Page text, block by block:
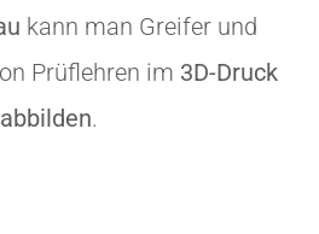
kann man Greifer und
Prüflehren im 3D-Druck
abbilden.